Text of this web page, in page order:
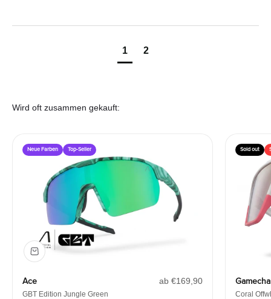
1 2
Wird oft zusammen gekauft:
Neue Farben Top-Seller
Ace Angebot
ab €169,90
GBT Edition Jungle Green
Sold out
Coral